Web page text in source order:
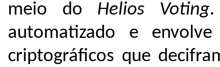
meio do Helios Voting.
automatizado e
criptográﬁcos que